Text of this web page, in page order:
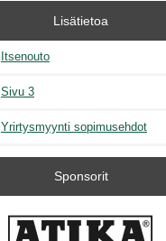
Lisätietoa
Itsenouto
Sivu 3
Yrirtysmyynti sopimusehdot
Sponsorit